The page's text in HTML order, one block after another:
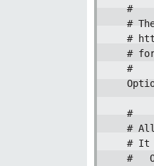
    #
#
#
#
    #
    #
#
# It
#